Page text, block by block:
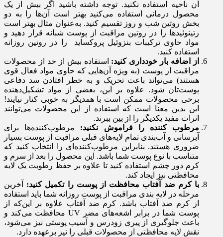
آن ناحیه استفاده نکنید. توجه داشته باشید اگر بیش از یک
محصول درمانی استفاده می‌کنید بهتر است آن‌ها را به دو
بخش روتین شب و روز تقسیم کنید. به‌عنوان مثال بهتر است
رتینوئیدها را در روتین مراقبت از پوست شبانه قرار دهید و
مواد حاوی ترکیبات بنزوئیل پروکساید را در روتین روزانه
استفاده کنید.
از اضافه بار خودداری کنید: استفاده بیش از حد از محصولات
مراقبت از پوست (به ویژه آن‌هایی که حاوی مواد فعال قوی
هستند) می‌تواند باعث تحریک و به خطر افتادن سد دفاعی
پوست‌تان شود. علاوه بر این، بعضی از مواد تشکیل‌دهنده
برخی محصولات ممکن است با همدیگر به خوبی کنار نیایند!
این بدین معنا است که استفاده از این محصولات می‌توانند
اثرات مفید یکدیگر را از بین ببرند.
مرطوب کننده را فراموش نکنید: مرطوب‌کننده‌ها برای
آبرسانی و آب‌بندی تمام لایه‌های قبلی مراقبت از پوست بسیار
ضروری هستند. بنابراین مرطوب‌کننده‌ای را انتخاب کنید که
متناسب با نوع پوست شما باشد. این محصول را بعد از سرم و
کرم دور چشم استفاده کنید تا علاوه بر حفظ رطوبت یک لایه
محافظتی نیز ایجاد کند.
با کرم ضد آفتاب محافظت از پوست را تکمیل کنید:
آخرین
مرحله در لایه بندی مراقبت از پوست روزانه شما باید استفاده
از کرم ضد آفتاب باشد. کرم ضد آفتاب علاوه بر این‌که از
پوست شما در برابر اشعه‌های مضر UV محافظت می‌کند و
باعث جلوگیری از پیری زودرس و آسیب پوستی نیز می‌شود،
نقش لایه محافظتی از محصولات قبلی را نیز برعهده دارد.